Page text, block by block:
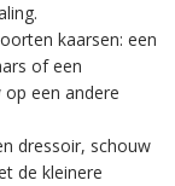
kaarsen: een
of een
een andere
dressoir, schouw
de kleinere